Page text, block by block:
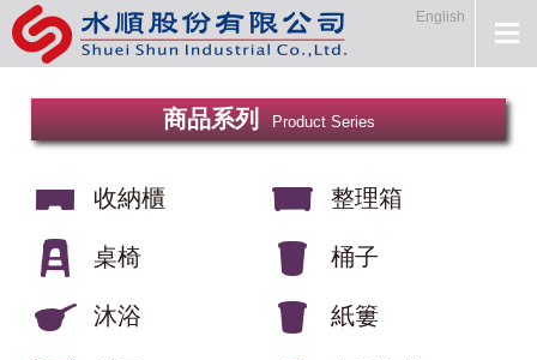
English
商品系列 Product Series
收納櫃 整理箱
桌椅 桶子
沐浴 紙簍